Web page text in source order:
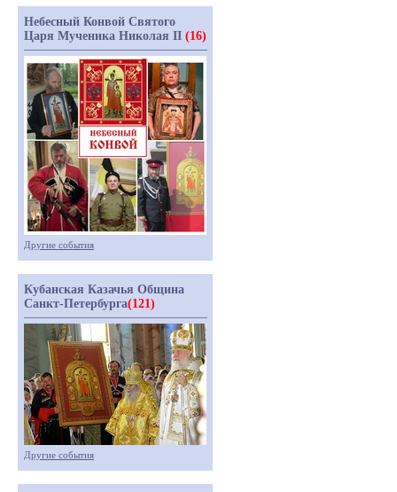
Небесный Конвой Святого
Царя Мученика Николая II (16)
Другие события
Кубанская Казачья Община
Санкт-Петербурга(121)
Другие события